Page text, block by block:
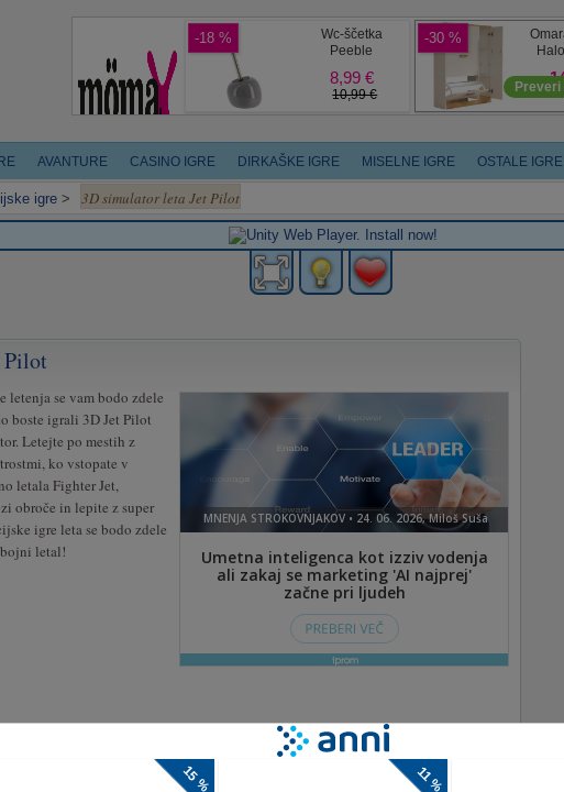
AVANTURE CASINO IGRE DIRKAŠKE IGRE MISELNE IGRE OSTALE IGRE
igre > 3D simulator leta Jet Pilot
Pilot
letenja se vam bodo zdele
boste igrali 3D Jet Pilot
Letejte po mestih z
ko vstopate v
letala Fighter Jet,
obroče in lepite z super
igre leta se bodo zdele
letal!